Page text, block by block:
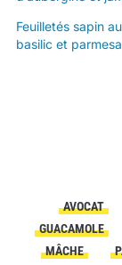
Feuilletés sapin
basilic et
AVOCAT
GUACAMOLE
MÂCHE